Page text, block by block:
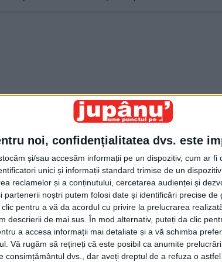
noi, confidențialitatea dvs. este
și/sau accesăm informații pe un dispozitiv, cum ar
unici și informații standard trimise de un
reclamelor și a conținutului, cercetarea audienței și
partenerii noștri putem folosi date și identificări precise de
pentru a vă da acordul cu privire la prelucrarea
descrierii de mai sus. În mod alternativ, puteți da clic
a accesa informații mai detaliate și a vă schimba
Vă rugăm să rețineți că este posibil ca anumite
consimțământul dvs., dar aveți dreptul de a refuza o